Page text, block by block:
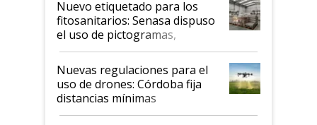
Nuevo etiquetado para los
fitosanitarios: Senasa dispuso
el uso de pictogramas,
palabras de advertencia e
indicaciones
Nuevas regulaciones para el
uso de drones: Córdoba fija
distancias mínimas